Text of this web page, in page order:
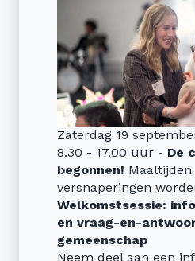
Zaterdag 19
8.30 - 17.00 uur - De
begonnen! Maaltijden
versnaperingen
Welkomstsessie:
en vraag-en-
gemeenschap
Neem deel aan een